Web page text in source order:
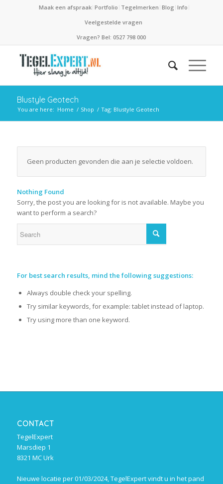
Maak een afspraak Portfolio Tegelmerken Blog Info
Veelgestelde vragen
Vragen? Bel: 0527 798 000
Blustyle Geotech
You are here: Home / Shop / Tag: Blustyle Geotech
Geen producten gevonden die aan je selectie voldoen.
Nothing Found
Sorry, the post you are looking for is not available. Maybe you
want to perform a search?
For best search results, mind the following suggestions:
Always double check your spelling.
Try similar keywords, for example: tablet instead of laptop.
Try using more than one keyword.
CONTACT
TegelExpert
Marsdiep 1
8321 MC Urk
Nieuwe locatie per 01/03/2024, TegelExpert vindt u in het pand